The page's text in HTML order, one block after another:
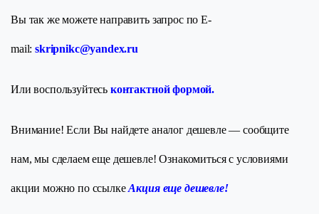
Вы так же можете направить запрос по E-
mail: skripnikc@yandex.ru
Или воспользуйтесь контактной формой.
Внимание! Если Вы найдете аналог дешевле — сообщите
нам, мы сделаем еще дешевле! Ознакомиться с условиями
акции можно по ссылкеАкция еще дешевле!